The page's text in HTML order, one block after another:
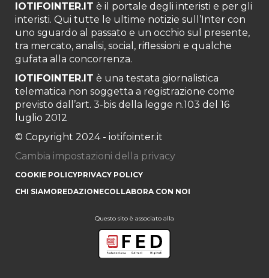
IOTIFOINTER.IT è il portale degli interisti e per gli
interisti. Qui tutte le ultime notizie sull’Inter con
uno sguardo al passato e un occhio sul presente,
tra mercato, analisi, social, riflessioni e qualche
gufata alla concorrenza.
IOTIFOINTER.IT è una testata giornalistica
telematica non soggetta a registrazione come
previsto dall’art. 3-bis della legge n.103 del 16
luglio 2012
© Copyright 2024 - iotifointer.it
Cambia impostazioni della privacy
COOKIE POLICYPRIVACY POLICY
CHI SIAMOREDAZIONECOLLABORA CON NOI
Questo sito è associato alla